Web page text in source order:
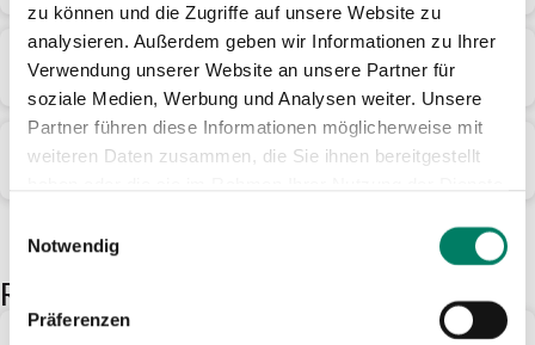
zu können und die Zugriffe auf unsere Website zu
analysieren. Außerdem geben wir Informationen zu Ihrer
Verwendung unserer Website an unsere Partner für
soziale Medien, Werbung und Analysen weiter. Unsere
Partner führen diese Informationen möglicherweise mit
weiteren Daten zusammen, die Sie ihnen bereitgestellt
Notwendig
Präferenzen
Meine Fahrt wurde nicht korrekt
abgerechnet. Was kann ich tun?
Kann ich das hinterlegte Zahlungsmittel
Registrierung